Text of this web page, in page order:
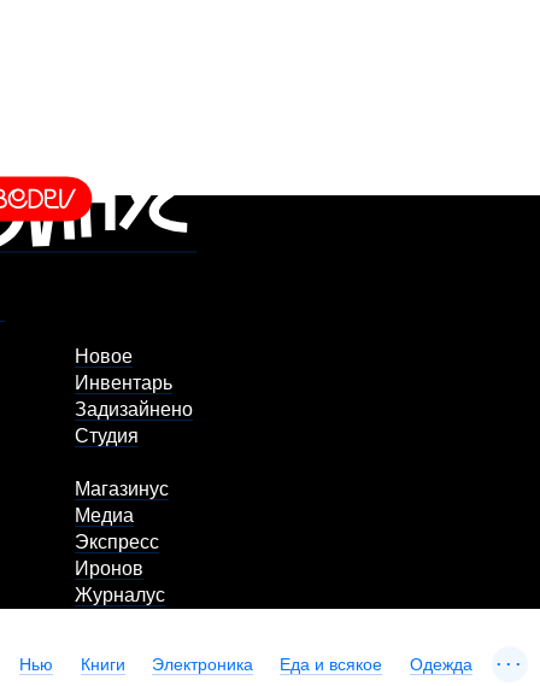
Новое
Инвентарь
Задизайнено
Студия
Магазинус
Медиа
Экспресс
Иронов
Журналус
Нью Книги Электроника Еда и всякое Одежда ...